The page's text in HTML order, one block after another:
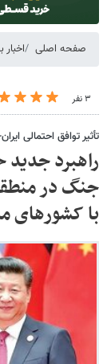
صفحه اصلی اخبار
۳ نفر
تأثیر توافق احتمالی
راهبرد جدید
جنگ در
با کشورهای